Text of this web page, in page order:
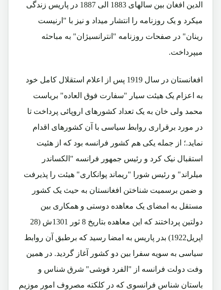
الدین افغان بین سالهای 1883 الی 1887 در پاریس زندگی
میکرد و یک روزنامه را انتشار میداد و نیز با "ارنیست
رینان" در صفحات روزنامه "انترانسیژان" به مباحثه
میپرداخت.
افغانستان در سال 1919 پس از اعلام استقلال کامل خود
به اعزام یک هیئت سیار "سفارت فوق العاده" بریاست
محمد ولی خان به یک تعداد کشورهای اروپائی پرداخت تا
در مورد برقراری روابط سیاسی با آن کشورهای اقدام
نماید.؛ از جمله یکی هم کشور فرانسه بود که از هئیت
استقبال نیک کرد و رئیس جمهور فرانسه "الکساندر
میلراند" و رئیس شورا "ریماند پوانکاری" هیئت را پذیرفت
و ضمن برسمیت شناختن افغانستان به حیث یک کشور
مستقل به امضای یک معاهده دوستی و همکاری بین
دولتین پرداختند که این معاهده بتاریخ 8 ثور 1301ش (28
اپریل1922) بدر پاریس به امضا رسید که برطبق آن روابط
سیاسی به سویه سفرا بین دو کشور آغاز گردید. در همین
وفت دولت فرانسه از "الفرد فوشی" شرق شناس و
باستان شناس فرانسوی که در کلکته مصروف امور موزیم